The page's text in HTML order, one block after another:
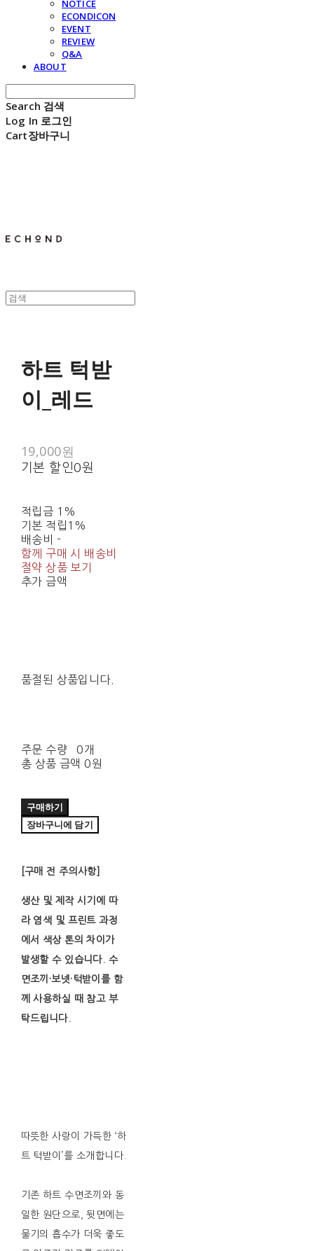
NOTICE
ECONDICON
EVENT
REVIEW
Q&A
ABOUT
Search 검색
Log In 로그인
Cart장바구니
하트 턱받
이_레드
19,000원
기본 할인0원
적립금 1%
기본 적립 1%
배송비 -
함께 구매 시 배송비
절약 상품 보기
추가 금액
품절된 상품입니다.
주문 수량
0개
총 상품 금액 0원
구매하기
장바구니에 담기
[구매 전 주의사항]
생산 및 제작 시기에 따
라 염색 및 프린트 과정
에서 색상 톤의 차이가
발생할 수 있습니다. 수
면조끼·보넷·턱받이를 함
께 사용하실 때 참고 부
탁드립니다.
따뜻한 사랑이 가득한 ‘하
트 턱받이’를 소개합니다.
기존 하트 수면조끼와 동
일한 원단으로, 뒷면에는
물기의 흡수가 더욱 좋도